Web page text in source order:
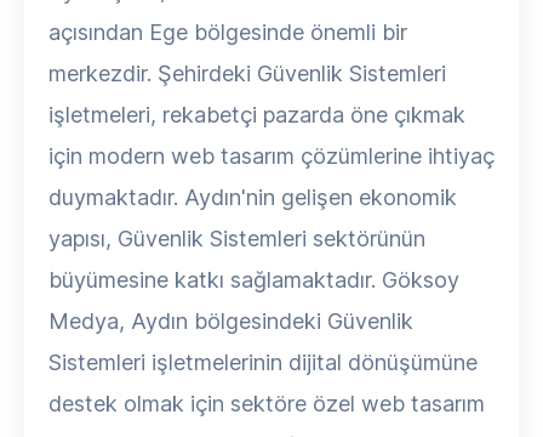
açısından Ege bölgesinde önemli bir
merkezdir. Şehirdeki Güvenlik Sistemleri
işletmeleri, rekabetçi pazarda öne çıkmak
için modern web tasarım çözümlerine ihtiyaç
duymaktadır. Aydın'nin gelişen ekonomik
yapısı, Güvenlik Sistemleri sektörünün
büyümesine katkı sağlamaktadır. Göksoy
Medya, Aydın bölgesindeki Güvenlik
Sistemleri işletmelerinin dijital dönüşümüne
destek olmak için sektöre özel web tasarım